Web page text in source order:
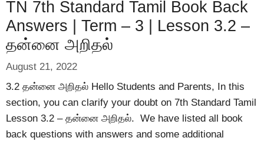
TN 7th Standard Tamil Book Back
Answers | Term – 3 | Lesson 3.2 –
தன்னை அறிதல்
August 21, 2022
3.2 தன்னை அறிதல் Hello Students and Parents, In this
section, you can clarify your doubt on 7th Standard Tamil
Lesson 3.2 – தன்னை அறிதல். We have listed all book
back questions with answers and some additional